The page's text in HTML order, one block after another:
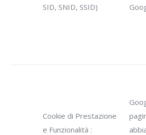
SID, SNID, SSID)
Cookie di Prestazione
e Funzionalità :